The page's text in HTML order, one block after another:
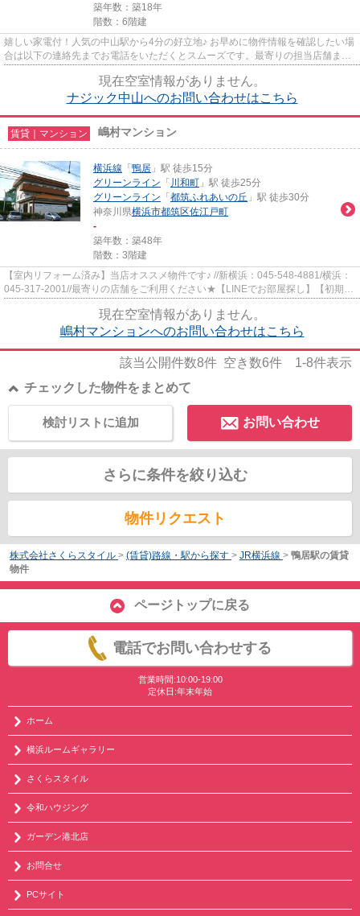
築年数：築18年
階数：6階建
嬉しい家電付！人気の中山駅から4分の好立地♪ お早めに物件情報を確認したい場
合は以下の連絡先までお電話をいただくとスムーズです。最寄りの担当店舗まで
現在空室情報がありません。
ナジック中山へのお問い合わせはこちら
賃貸｜マンション 嶋村マンション
横浜線 「 鴨居 」駅 徒歩15分
グリーンライン 「 川和町 」駅 徒歩25分
グリーンライン 「 都筑ふれあいの丘 」駅 徒歩30分
神奈川県横浜市都筑区佐江戸町
-
築年数：築48年
階数：3階建
【室内リフォーム済み】当店オススメ物件です♪ //新横浜：045-548-4881/横浜：
045-317-2001//最寄りの店舗をご利用ください★【LINEでお部屋探し】【初期費
現在空室情報がありません。
嶋村マンションへのお問い合わせはこちら
該当公開件数8件 空き数6件 1-8件表示
チェックした物件をまとめて
お問い合わせ
検討リストに追加
さらに条件を絞り込む
物件リクエスト
株式会社さくらスタイル > (賃貸)路線・駅から探す > JR横浜線 > 鴨居駅の賃貸
物件
ページトップに戻る
電話でお問い合わせする
営業時間:10:00-19:00
定休日:年末年始
ホーム
横浜ルームギャラリー
さくらスタイル
令和ハウジング
ガーデン港北店
お問合せ
PCサイト